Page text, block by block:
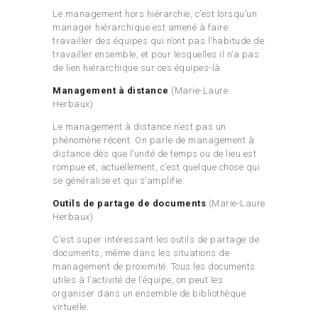
Le management hors hiérarchie, c’est lorsqu’un
manager hiérarchique est amené à faire
travailler des équipes qui n’ont pas l’habitude de
travailler ensemble, et pour lesquelles il n’a pas
de lien hiérarchique sur ces équipes-là.
Management à distance (Marie-Laure
Herbaux)
Le management à distance n’est pas un
phénomène récent. On parle de management à
distance dès que l’unité de temps ou de lieu est
rompue et, actuellement, c’est quelque chose qui
se généralise et qui s’amplifie.
Outils de partage de documents (Marie-Laure
Herbaux)
C’est super intéressant les outils de partage de
documents, même dans les situations de
management de proximité. Tous les documents
utiles à l’activité de l’équipe, on peut les
organiser dans un ensemble de bibliothèque
virtuelle.